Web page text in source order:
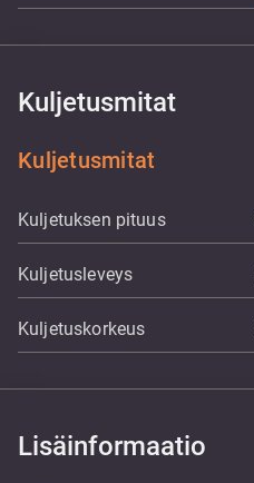
Kuljetusmitat
Kuljetusmitat
Kuljetuksen pituus
Kuljetusleveys
Kuljetuskorkeus
Lisäinformaatio